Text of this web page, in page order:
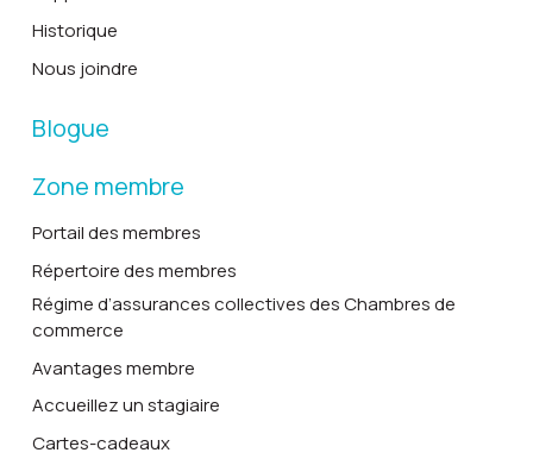
Historique
Nous joindre
Blogue
Zone membre
Portail des membres
Répertoire des membres
Régime d’assurances collectives des Chambres de
commerce
Avantages membre
Accueillez un stagiaire
Cartes-cadeaux